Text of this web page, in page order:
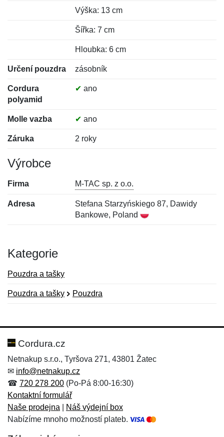
Výška: 13 cm
Šířka: 7 cm
Hloubka: 6 cm
Určení pouzdra zásobník
Cordura
polyamid
✔ ano
Molle vazba ✔ ano
Záruka 2 roky
Výrobce
Firma M-TAC sp. z o.o.
Adresa
Stefana Starzyńskiego 87, Dawidy
Bankowe, Poland
Kategorie
Pouzdra a tašky
Pouzdra a tašky Pouzdra
Hodnocení:
Jméno: *
Jméno:
E-mail:*
Cordura.cz
Netnakup s.r.o., Tyršova 271, 43801 Žatec
✉ info@netnakup.cz
☎ 720 278 200 (Po-Pá 8:00-16:30)
Kontaktní formulář
Naše prodejna
Náš výdejní box
Nabízíme mnoho možností plateb.